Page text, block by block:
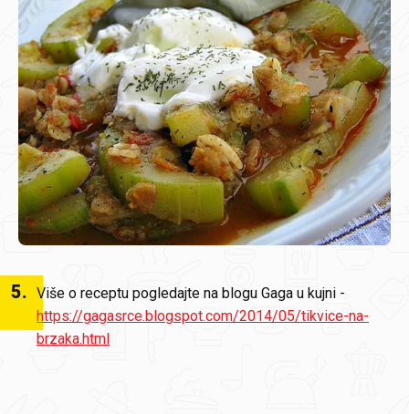
5. Više o receptu pogledajte na blogu Gaga u kujni -
https://gagasrce.blogspot.com/2014/05/tikvice-na-
brzaka.html